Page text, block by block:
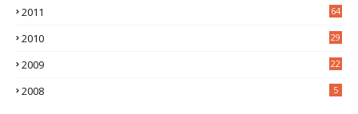
2011 64
2010 29
2009 22
2008 5